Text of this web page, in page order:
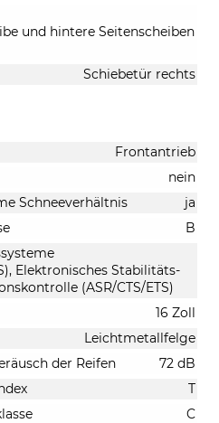
und hintere Seitenscheiben
Schiebetür rechts
Frontantrieb
nein
Schneeverhältnis
ja
B
Elektronisches Stabilitäts-
(ASR/CTS/ETS)
16 Zoll
Leichtmetallfelge
der Reifen
72 dB
T
C